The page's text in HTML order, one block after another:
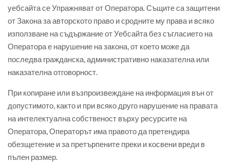
уебсайта се Упражняват от Оператора. Същите са защитени
от Закона за авторското право и сродните му права и всяко
използване на съдържание от Уебсайта без съгласието на
Оператора е нарушение на закона, от което може да
последва гражданска, административно наказателна или
наказателна отговорност.
При копиране или възпроизвеждане на информация вън от
допустимото, както и при всяко друго нарушение на правата
на интелектуална собственост върху ресурсите на
Оператора, Операторът има правото да претендира
обезщетение и за претърпените преки и косвени вреди в
пълен размер.